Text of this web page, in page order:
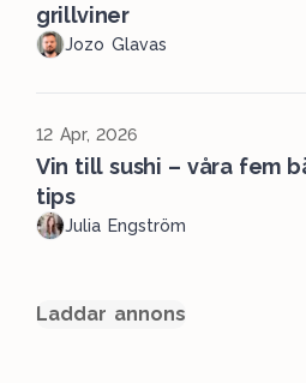
grillviner
Jozo Glavas
12 Apr, 2026
Vin till sushi – våra fem
tips
Julia Engström
Laddar annons